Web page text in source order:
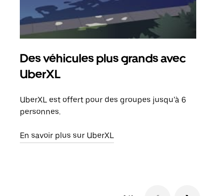
Des véhicules plus grands avec
UberXL
UberXL est offert pour des groupes jusqu’à 6
personnes.
En savoir plus sur UberXL